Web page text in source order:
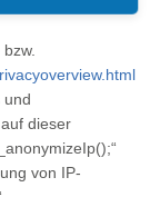
bzw.
und
dieser
von IP-